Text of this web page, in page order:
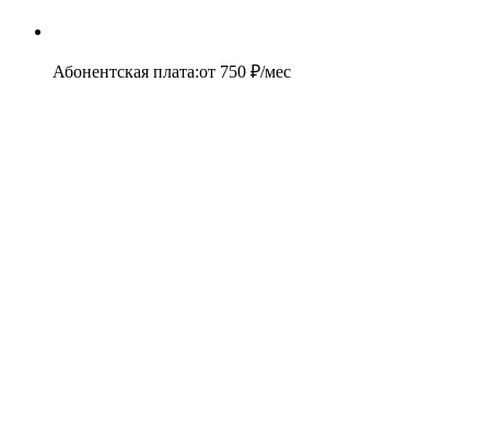
Абонентская плата:от 750 ₽/мес